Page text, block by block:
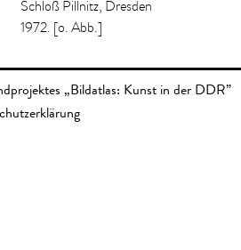
Schloß Pillnitz, Dresden
1972. [o. Abb.]
„Bildatlas: Kunst in der DDR”